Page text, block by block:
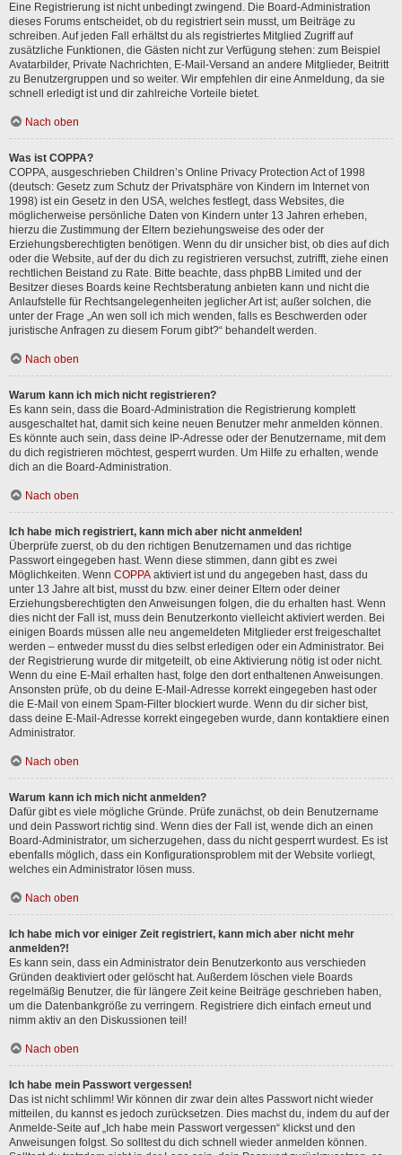
Eine Registrierung ist nicht unbedingt zwingend. Die Board-Administration
dieses Forums entscheidet, ob du registriert sein musst, um Beiträge zu
schreiben. Auf jeden Fall erhältst du als registriertes Mitglied Zugriff auf
zusätzliche Funktionen, die Gästen nicht zur Verfügung stehen: zum Beispiel
Avatarbilder, Private Nachrichten, E-Mail-Versand an andere Mitglieder, Beitritt
zu Benutzergruppen und so weiter. Wir empfehlen dir eine Anmeldung, da sie
schnell erledigt ist und dir zahlreiche Vorteile bietet.
Nach oben
Was ist COPPA?
COPPA, ausgeschrieben Children’s Online Privacy Protection Act of 1998
(deutsch: Gesetz zum Schutz der Privatsphäre von Kindern im Internet von
1998) ist ein Gesetz in den USA, welches festlegt, dass Websites, die
möglicherweise persönliche Daten von Kindern unter 13 Jahren erheben,
hierzu die Zustimmung der Eltern beziehungsweise des oder der
Erziehungsberechtigten benötigen. Wenn du dir unsicher bist, ob dies auf dich
oder die Website, auf der du dich zu registrieren versuchst, zutrifft, ziehe einen
rechtlichen Beistand zu Rate. Bitte beachte, dass phpBB Limited und der
Besitzer dieses Boards keine Rechtsberatung anbieten kann und nicht die
Anlaufstelle für Rechtsangelegenheiten jeglicher Art ist; außer solchen, die
unter der Frage „An wen soll ich mich wenden, falls es Beschwerden oder
juristische Anfragen zu diesem Forum gibt?“ behandelt werden.
Nach oben
Warum kann ich mich nicht registrieren?
Es kann sein, dass die Board-Administration die Registrierung komplett
ausgeschaltet hat, damit sich keine neuen Benutzer mehr anmelden können.
Es könnte auch sein, dass deine IP-Adresse oder der Benutzername, mit dem
du dich registrieren möchtest, gesperrt wurden. Um Hilfe zu erhalten, wende
dich an die Board-Administration.
Nach oben
Ich habe mich registriert, kann mich aber nicht anmelden!
Überprüfe zuerst, ob du den richtigen Benutzernamen und das richtige
Passwort eingegeben hast. Wenn diese stimmen, dann gibt es zwei
Möglichkeiten. Wenn COPPA aktiviert ist und du angegeben hast, dass du
unter 13 Jahre alt bist, musst du bzw. einer deiner Eltern oder deiner
Erziehungsberechtigten den Anweisungen folgen, die du erhalten hast. Wenn
dies nicht der Fall ist, muss dein Benutzerkonto vielleicht aktiviert werden. Bei
einigen Boards müssen alle neu angemeldeten Mitglieder erst freigeschaltet
werden – entweder musst du dies selbst erledigen oder ein Administrator. Bei
der Registrierung wurde dir mitgeteilt, ob eine Aktivierung nötig ist oder nicht.
Wenn du eine E-Mail erhalten hast, folge den dort enthaltenen Anweisungen.
Ansonsten prüfe, ob du deine E-Mail-Adresse korrekt eingegeben hast oder
die E-Mail von einem Spam-Filter blockiert wurde. Wenn du dir sicher bist,
dass deine E-Mail-Adresse korrekt eingegeben wurde, dann kontaktiere einen
Administrator.
Nach oben
Warum kann ich mich nicht anmelden?
Dafür gibt es viele mögliche Gründe. Prüfe zunächst, ob dein Benutzername
und dein Passwort richtig sind. Wenn dies der Fall ist, wende dich an einen
Board-Administrator, um sicherzugehen, dass du nicht gesperrt wurdest. Es ist
ebenfalls möglich, dass ein Konfigurationsproblem mit der Website vorliegt,
welches ein Administrator lösen muss.
Nach oben
Ich habe mich vor einiger Zeit registriert, kann mich aber nicht mehr
anmelden?!
Es kann sein, dass ein Administrator dein Benutzerkonto aus verschieden
Gründen deaktiviert oder gelöscht hat. Außerdem löschen viele Boards
regelmäßig Benutzer, die für längere Zeit keine Beiträge geschrieben haben,
um die Datenbankgröße zu verringern. Registriere dich einfach erneut und
nimm aktiv an den Diskussionen teil!
Nach oben
Ich habe mein Passwort vergessen!
Das ist nicht schlimm! Wir können dir zwar dein altes Passwort nicht wieder
mitteilen, du kannst es jedoch zurücksetzen. Dies machst du, indem du auf der
Anmelde-Seite auf „Ich habe mein Passwort vergessen“ klickst und den
Anweisungen folgst. So solltest du dich schnell wieder anmelden können.